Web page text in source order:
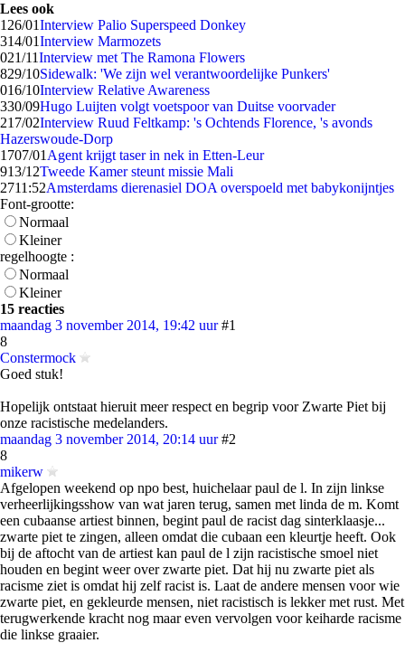
Lees ook
1 26/01Interview Palio Superspeed Donkey
314/01Interview Marmozets
021/11Interview met The Ramona Flowers
829/10Sidewalk: 'We zijn wel verantwoordelijke Punkers'
016/10Interview Relative Awareness
330/09Hugo Luijten volgt voetspoor van Duitse voorvader
217/02Interview Ruud Feltkamp: 's Ochtends Florence, 's avonds
Hazerswoude-Dorp
1707/01 Agent krijgt taser in nek in Etten-Leur
913/12Tweede Kamer steunt missie Mali
2711:52Amsterdams dierenasiel DOA overspoeld met babykonijntjes
Font-grootte:
Normaal
Kleiner
regelhoogte :
Normaal
Kleiner
15 reacties
maandag 3 november 2014, 19:42 uur #1
8
Constermock
Goed stuk!
Hopelijk ontstaat hieruit meer respect en begrip voor Zwarte Piet bij
onze racistische medelanders.
maandag 3 november 2014, 20:14 uur #2
8
mikerw
Afgelopen weekend op npo best, huichelaar paul de l. In zijn linkse
verheerlijkingsshow van wat jaren terug, samen met linda de m. Komt
een cubaanse artiest binnen, begint paul de racist dag sinterklaasje...
zwarte piet te zingen, alleen omdat die cubaan een kleurtje heeft. Ook
bij de aftocht van de artiest kan paul de l zijn racistische smoel niet
houden en begint weer over zwarte piet. Dat hij nu zwarte piet als
racisme ziet is omdat hij zelf racist is. Laat de andere mensen voor wie
zwarte piet, en gekleurde mensen, niet racistisch is lekker met rust. Met
terugwerkende kracht nog maar even vervolgen voor keiharde racisme
die linkse graaier.